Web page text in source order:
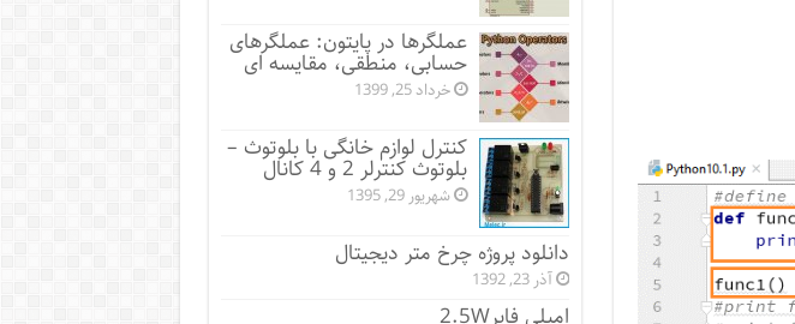
عملگرها در پایتون: عملگرهای
حسابی، منطقی، مقایسه ای
خرداد 25, 1399
کنترل لوازم خانگی با بلوتوث –
بلوتوث کنترلر 2 و 4 کانال
شهریور 29, 1395
دانلود پروژه چرخ متر دیجیتال
آذر 23, 1392
امپلی فایر2.5W